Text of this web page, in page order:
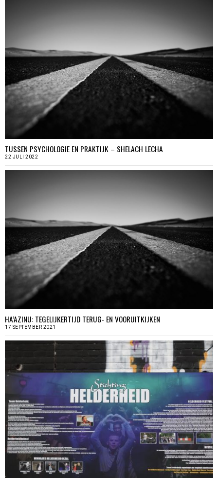
TUSSEN PSYCHOLOGIE EN PRAKTIJK – SHELACH LECHA
22 JULI 2022
HA’AZINU: TEGELIJKERTIJD TERUG- EN VOORUITKIJKEN
17 SEPTEMBER 2021